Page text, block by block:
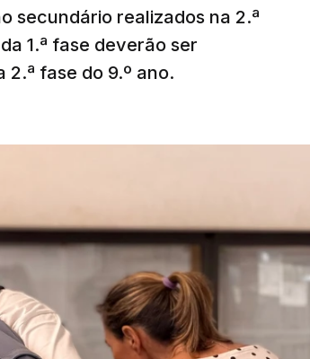
secundário realizados na 2.ª
1.ª fase deverão ser
2.ª fase do 9.º ano.